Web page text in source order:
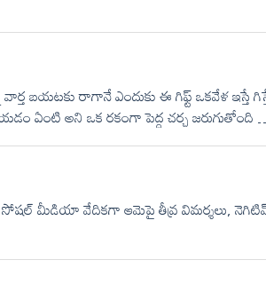
బయటకు రాగానే ఎందుకు ఈ గిఫ్ట్ ఒకవేళ ఇస్తే
ఏంటి అని ఒక రకంగా పెద్ద చర్చ జరుగుతోంది
అందుకే ఈ గిఫ్ట్ అని ఇంకొంతమంది కానీ ఈ
డిసైడ్ చేయండి.&nbsp;
మీడియా వేదికగా ఆమెపై తీవ్ర విమర్శలు,